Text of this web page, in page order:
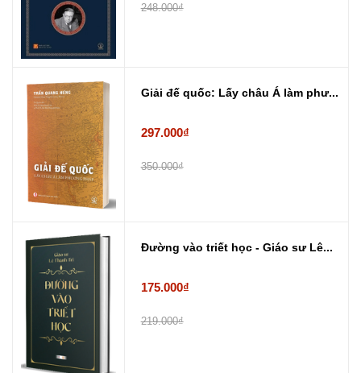
248.000₫
Giải đế quốc: Lấy châu Á làm phư...
297.000₫
350.000₫
Đường vào triết học - Giáo sư Lê...
175.000₫
219.000₫